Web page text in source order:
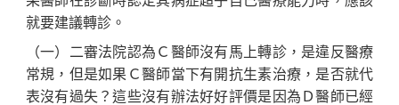
就要建議轉診。
（一）二審法院認為Ｃ醫師沒有馬上轉診，是違反醫療
常規，但是如果Ｃ醫師當下有開抗生素治療，是否就代
表沒有過失？這些沒有辦法好好評價是因為Ｄ醫師已經